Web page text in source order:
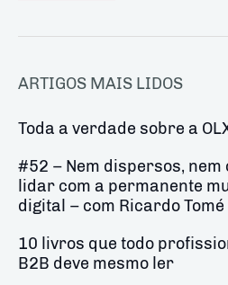
ARTIGOS MAIS LIDOS
Toda a verdade sobre a
#52 – Nem dispersos, nem
lidar com a permanente
digital – com Ricardo Tomé
10 livros que todo
B2B deve mesmo ler